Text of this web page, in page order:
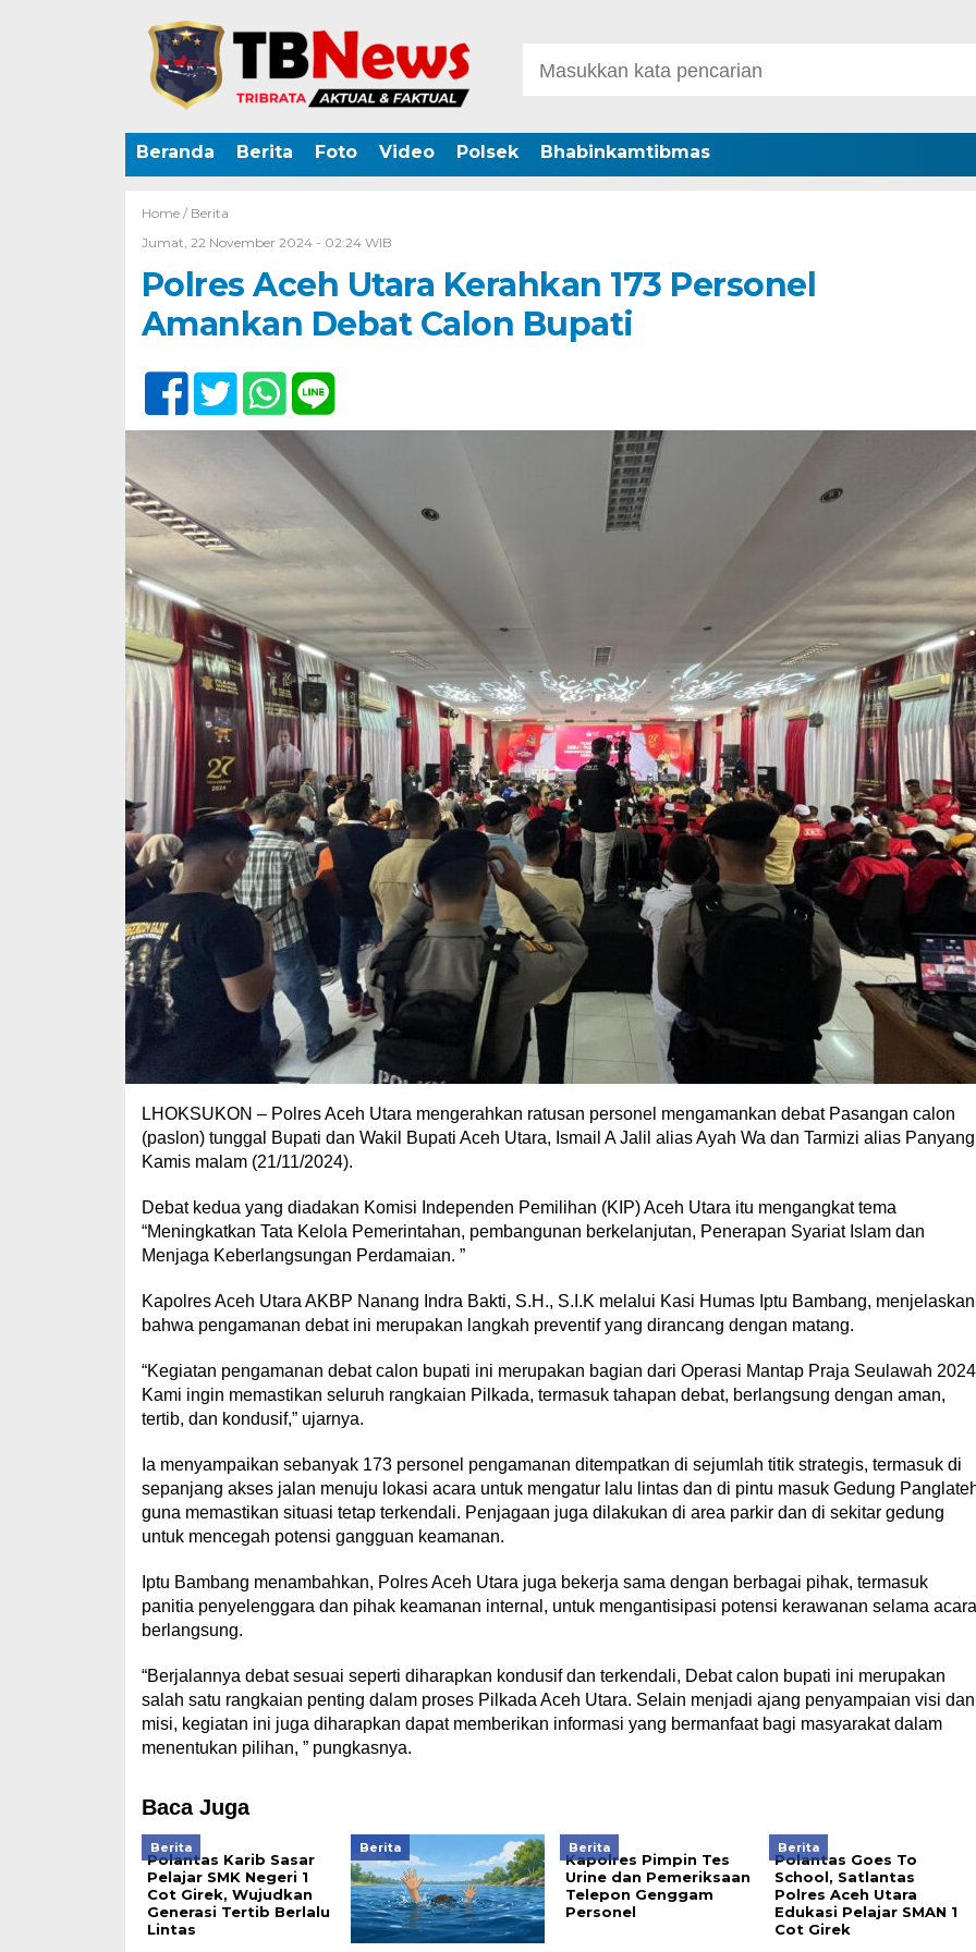
Beranda Berita Foto Video Polsek Bhabinkamtibmas
Home / Berita
Jumat, 22 November 2024 - 02:24 WIB
Polres Aceh Utara Kerahkan 173 Personel
Amankan Debat Calon Bupati
LHOKSUKON – Polres Aceh Utara mengerahkan ratusan personel mengamankan debat Pasangan calon
(paslon) tunggal Bupati dan Wakil Bupati Aceh Utara, Ismail A Jalil alias Ayah Wa dan Tarmizi alias
Kamis malam (21/11/2024).
Debat kedua yang diadakan Komisi Independen Pemilihan (KIP) Aceh Utara itu mengangkat tema
“Meningkatkan Tata Kelola Pemerintahan, pembangunan berkelanjutan, Penerapan Syariat Islam dan
Menjaga Keberlangsungan Perdamaian. ”
Kapolres Aceh Utara AKBP Nanang Indra Bakti, S.H., S.I.K melalui Kasi Humas Iptu Bambang, menjelaskan
bahwa pengamanan debat ini merupakan langkah preventif yang dirancang dengan matang.
“Kegiatan pengamanan debat calon bupati ini merupakan bagian dari Operasi Mantap Praja Seulawah
Kami ingin memastikan seluruh rangkaian Pilkada, termasuk tahapan debat, berlangsung dengan aman,
tertib, dan kondusif,” ujarnya.
Ia menyampaikan sebanyak 173 personel pengamanan ditempatkan di sejumlah titik strategis, termasuk di
sepanjang akses jalan menuju lokasi acara untuk mengatur lalu lintas dan di pintu masuk Gedung
guna memastikan situasi tetap terkendali. Penjagaan juga dilakukan di area parkir dan di sekitar gedung
untuk mencegah potensi gangguan keamanan.
Iptu Bambang menambahkan, Polres Aceh Utara juga bekerja sama dengan berbagai pihak, termasuk
panitia penyelenggara dan pihak keamanan internal, untuk mengantisipasi potensi kerawanan selama acara
berlangsung.
“Berjalannya debat sesuai seperti diharapkan kondusif dan terkendali, Debat calon bupati ini merupakan
salah satu rangkaian penting dalam proses Pilkada Aceh Utara. Selain menjadi ajang penyampaian visi dan
misi, kegiatan ini juga diharapkan dapat memberikan informasi yang bermanfaat bagi masyarakat dalam
menentukan pilihan, ” pungkasnya.
Baca Juga
Berita
Polantas Karib Sasar
Pelajar SMK Negeri 1
Cot Girek, Wujudkan
Generasi Tertib Berlalu
Lintas
Berita Berita
Kapolres Pimpin Tes
Urine dan Pemeriksaan
Telepon Genggam
Personel
Berita
Polantas Goes To
School, Satlantas
Polres Aceh Utara
Edukasi Pelajar SMAN 1
Cot Girek